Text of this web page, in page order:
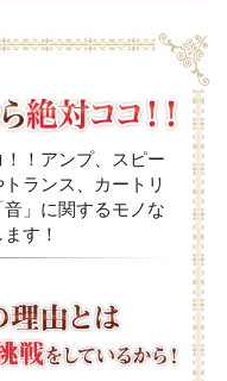
！アンプ、スピー
ランス、カートリ
」に関するモノな
す！